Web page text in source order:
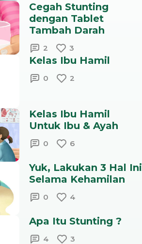
Cegah Stunting
dengan Tablet
Tambah Darah
2 3
Kelas Ibu Hamil
0 2
Kelas Ibu Hamil
Untuk Ibu & Ayah
0 6
Yuk, Lakukan 3 Hal Ini
Selama Kehamilan
0 4
Apa Itu Stunting ?
4 3